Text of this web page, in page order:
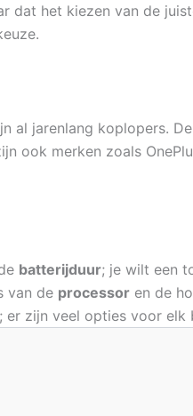
dat het kiezen van de
al jarenlang koplopers.
ook merken zoals
batterijduur; je wilt een
van de processor en de
er zijn veel opties voor elk